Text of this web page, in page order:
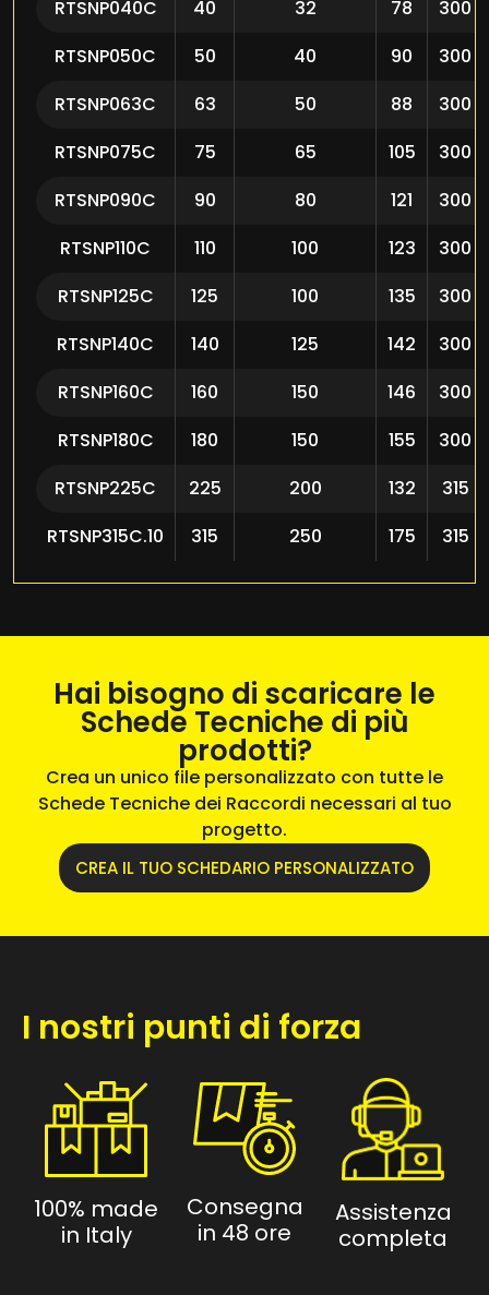
RTSNP040C 40 32 78
300
RTSNP050C
50 40 90
300
RTSNP063C
63 50 88
300
RTSNP075C
75 65 105
300
RTSNP090C
90 80 121
300
RTSNP110C
110 100 123
300
RTSNP125C
125 100 135
300
RTSNP140C
140 125 142
300
RTSNP160C
160 150 146
300
RTSNP180C
180 150 155
300
RTSNP225C
225 200 132
315
RTSNP315C.10
315 250 175 315
Hai bisogno di scaricare le
Schede Tecniche di più
prodotti?
Crea un unico file personalizzato con tutte le
Schede Tecniche dei Raccordi necessari al tuo
progetto.
CREA IL TUO SCHEDARIO PERSONALIZZATO
I nostri punti di forza
100% made
in Italy
Consegna
in 48 ore
Assistenza
completa